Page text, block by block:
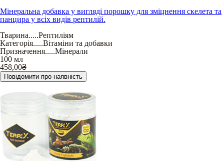
Мінеральна добавка у вигляді порошку для зміцнення скелета та
панцира у всіх видів рептилій.
Тварина.....Рептиліям
Категорія.....Вітаміни та добавки
Призначення.....Мінерали
100 мл
458,00₴
Повідомити про наявність